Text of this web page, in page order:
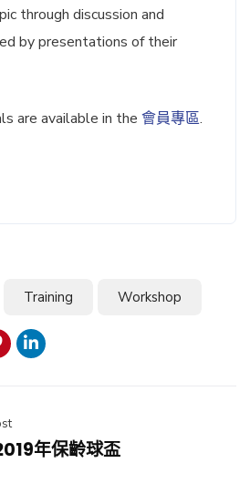
through discussion and
by presentations of their
are available in the 會員專區.
Training Workshop
年保齡球盃